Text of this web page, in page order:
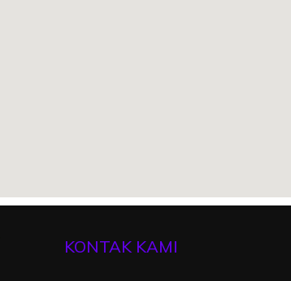
KONTAK KAMI